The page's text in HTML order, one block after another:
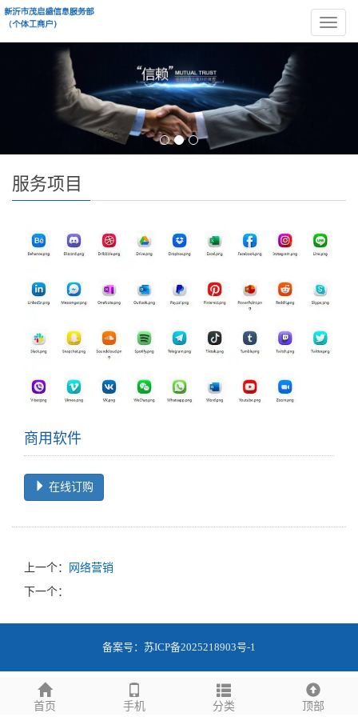
导
航
服务项目
商用软件
在线订购
上一个：
网络营销
下一个：
首页 手机 分类 顶部
备案号： 苏ICP备2025218903号-1